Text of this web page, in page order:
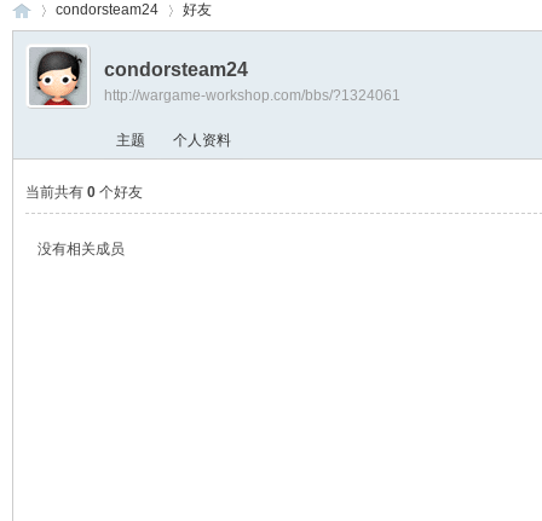
›
condorsteam24 好友
condorsteam24
http://wargame-workshop.com/bbs/?1324061
主题 个人资料
当前共有 0个好友
没有相关成员